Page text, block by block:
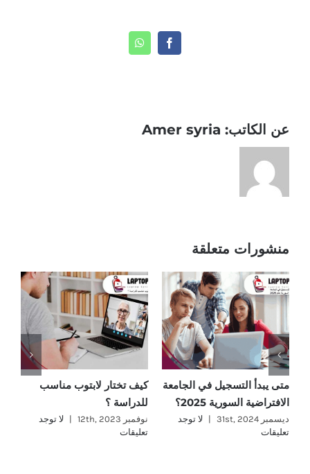
Facebook
WhatsApp
عن الكاتب: Amer syria
منشورات متعلقة
متى يبدأ التسجيل في الجامعة
الافتراضية السورية 2025؟
ديسمبر 31st, 2024 |
لا توجد
تعليقات
كيف تختار لابتوب مناسب
للدراسة ؟
نوفمبر 12th, 2023 |
لا توجد
تعليقات